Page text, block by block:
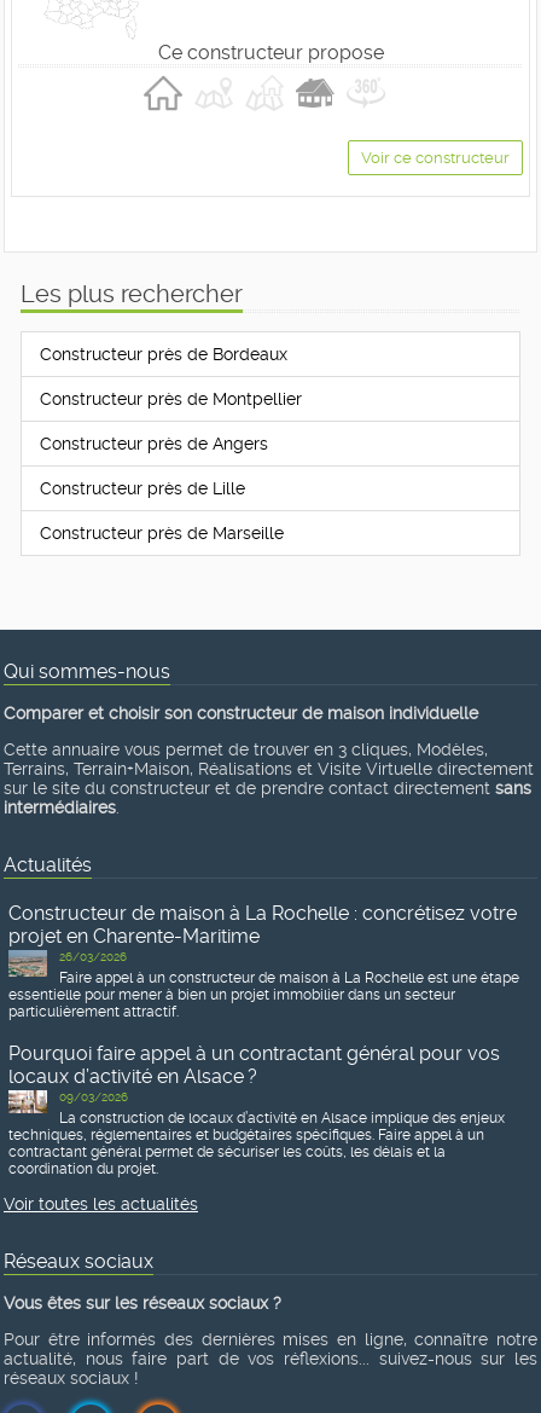
Ce constructeur propose
Voir ce constructeur
Les plus rechercher
Constructeur près de Bordeaux
Constructeur près de Montpellier
Constructeur près de Angers
Constructeur près de Lille
Constructeur près de Marseille
Qui sommes-nous
Comparer et choisir son constructeur de maison individuelle
Cette annuaire vous permet de trouver en 3 cliques, Modèles,
Terrains, Terrain+Maison, Réalisations et Visite Virtuelle directement
sur le site du constructeur et de prendre contact directement sans
intermédiaires
Actualités
Constructeur de maison à La Rochelle : concrétisez votre
projet en Charente-Maritime
26/03/2026
Faire appel à un constructeur de maison à La Rochelle est une étape
essentielle pour mener à bien un projet immobilier dans un secteur
particulièrement attractif.
Pourquoi faire appel à un contractant général pour vos
locaux d’activité en Alsace ?
09/03/2026
La construction de locaux d’activité en Alsace implique des enjeux
techniques, réglementaires et budgétaires spécifiques. Faire appel à un
contractant général permet de sécuriser les coûts, les délais et la
coordination du projet.
Voir toutes les actualités
Réseaux sociaux
Vous êtes sur les réseaux sociaux ?
Pour être informés des dernières mises en ligne, connaître notre
actualité, nous faire part de vos réflexions... suivez-nous sur les
réseaux sociaux !